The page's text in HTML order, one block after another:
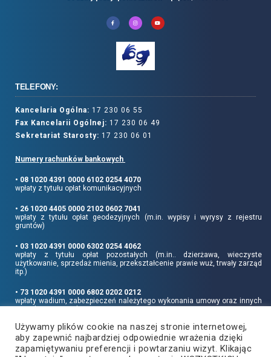
TELEFONY:
Kancelaria Ogólna: 17 230 06 55
Fax Kancelarii Ogólnej: 17 230 06 49
Sekretariat Starosty: 17 230 06 01
Numery rachunków bankowych
• 08 1020 4391 0000 6102 0254 4070
wpłaty z tytułu opłat komunikacyjnych
• 26 1020 4405 0000 2102 0602 7041
wpłaty z tytułu opłat geodezyjnych (m.in. wypisy i wyrysy z rejestru
gruntów)
• 03 1020 4391 0000 6302 0254 4062
wpłaty z tytułu opłat pozostałych (m.in.. dzierżawa, wieczyste
użytkowanie, sprzedaż mienia, przekształcenie prawie wuż, trwały zarząd
itp.)
• 73 1020 4391 0000 6802 0202 0212
wpłaty wadium, zabezpieczeń należytego wykonania umowy oraz innych
Informujemy, że opłatę skarbową należy uiszczać na rachunek Urzędu
Miasta Rzeszowa:
• 90 1240 6960 3851 0062 0000 0423
Używamy plików cookie na naszej stronie internetowej,
aby zapewnić najbardziej odpowiednie wrażenia dzięki
zapamiętywaniu preferencji i powtarzaniu wizyt. Klikając